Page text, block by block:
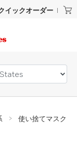
イックオーダー
使い捨てマスク